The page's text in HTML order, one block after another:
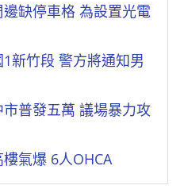
缺停車格 為設置光電
新竹段 警方將通知男
普發五萬 議場暴力攻
氣爆 6人OHCA